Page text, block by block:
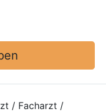
/ Facharzt /